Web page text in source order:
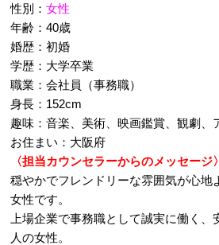
性別：女性
年齢：40歳
婚歴：初婚
学歴：大学卒業
職業：会社員（事務職）
身長：152cm
趣味：音楽、美術、映画鑑賞、観劇、
お住まい：大阪府
〈担当カウンセラーからのメッセージ〉
穏やかでフレンドリーな雰囲気が心地
女性です。
上場企業で事務職として誠実に働く
人の女性。